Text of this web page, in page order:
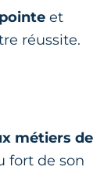
et
réussite.
métiers de
fort de son